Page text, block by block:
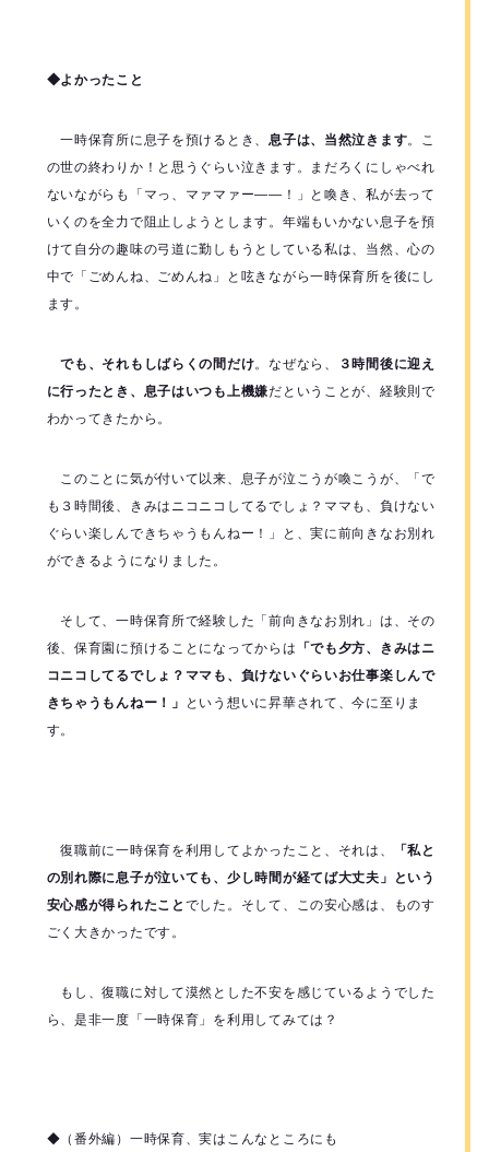
◆よかったこと
一時保育所に息子を預けるとき、息子は、当然泣きます。こ
の世の終わりか！と思うぐらい泣きます。まだろくにしゃべれ
ないながらも「マっ、マァマァー――！」と喚き、私が去って
いくのを全力で阻止しようとします。年端もいかない息子を預
けて自分の趣味の弓道に勤しもうとしている私は、当然、心の
中で「ごめんね、ごめんね」と呟きながら一時保育所を後にし
ます。
でも、それもしばらくの間だけ。なぜなら、
３時間後に迎え
に行ったとき、息子はいつも上機嫌だということが、経験則で
わかってきたから。
このことに気が付いて以来、息子が泣こうが喚こうが、「で
も３時間後、きみはニコニコしてるでしょ？ママも、負けない
ぐらい楽しんできちゃうもんねー！」と、実に前向きなお別れ
ができるようになりました。
そして、一時保育所で経験した「前向きなお別れ」は、その
後、保育園に預けることになってからは
「でも夕方、きみはニ
コニコしてるでしょ？ママも、負けないぐらいお仕事楽しんで
きちゃうもんねー！」
という想いに昇華されて、今に至りま
す。
復職前に一時保育を利用してよかったこと、それは、
「私と
の別れ際に息子が泣いても、少し時間が経てば大丈夫」という
安心感が得られたこと でした。そして、この安心感は、ものす
ごく大きかったです。
もし、復職に対して漠然とした不安を感じているようでした
ら、是非一度「一時保育」を利用してみては？
◆（番外編）一時保育、実はこんなところにも